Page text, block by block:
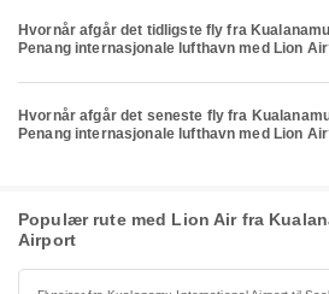
Hvornår afgår det tidligste fly fra
Penang internasjonale lufthavn med Lion
Hvornår afgår det seneste fly fra
Penang internasjonale lufthavn med Lion
Populær rute med Lion Air fra
Airport